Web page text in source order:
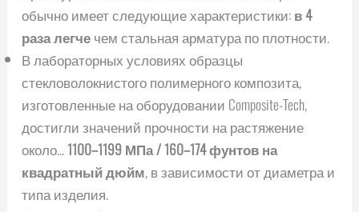
обычно имеет следующие характеристики:в 4
раза легчечем стальная арматура по плотности.
В лабораторных условиях образцы
стекловолокнистого полимерного композита,
изготовленные на оборудовании Composite-Tech,
достигли значений прочности на растяжение
около...1100–1199 МПа / 160–174 фунтов на
квадратный дюйм, в зависимости от диаметра и
типа изделия.